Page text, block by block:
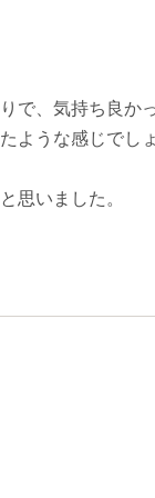
で、気持ち良か
ような感じでしょ
思いました。